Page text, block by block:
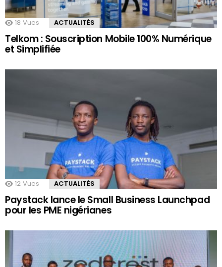
18 Vues ACTUALITÉS
Telkom : Souscription Mobile 100% Numérique
et Simplifiée
12 Vues ACTUALITÉS
Paystack lance le Small Business Launchpad
pour les PME nigérianes